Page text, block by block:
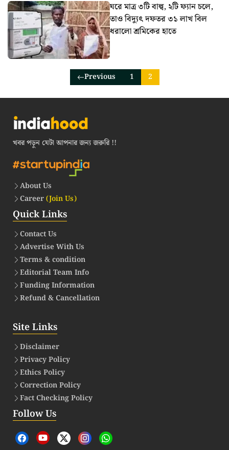
ঘরে মাত্র ৩টি বাল্ব, ২টি ফ্যান চলে,
তাও বিদ্যুৎ দফতর ৩১ লাখ বিল
ধরালো শ্রমিকের হাতে
Previous 1 2
খবর পড়ুন যেটা আপনার জন্য জরুরি !!
About Us
Career(Join Us)
Quick Links
Contact Us
Advertise With Us
Terms & condition
Editorial Team Info
Funding Information
Refund & Cancellation
Site Links
Disclaimer
Privacy Policy
Ethics Policy
Correction Policy
Fact Checking Policy
Follow Us